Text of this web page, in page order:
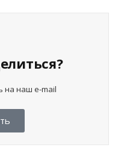
на наш e-mail